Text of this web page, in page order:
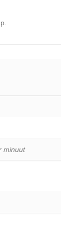
minuut